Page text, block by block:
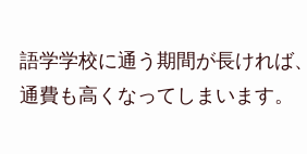
語学学校に通う期間が長ければ
通費も高くなってしまいます。